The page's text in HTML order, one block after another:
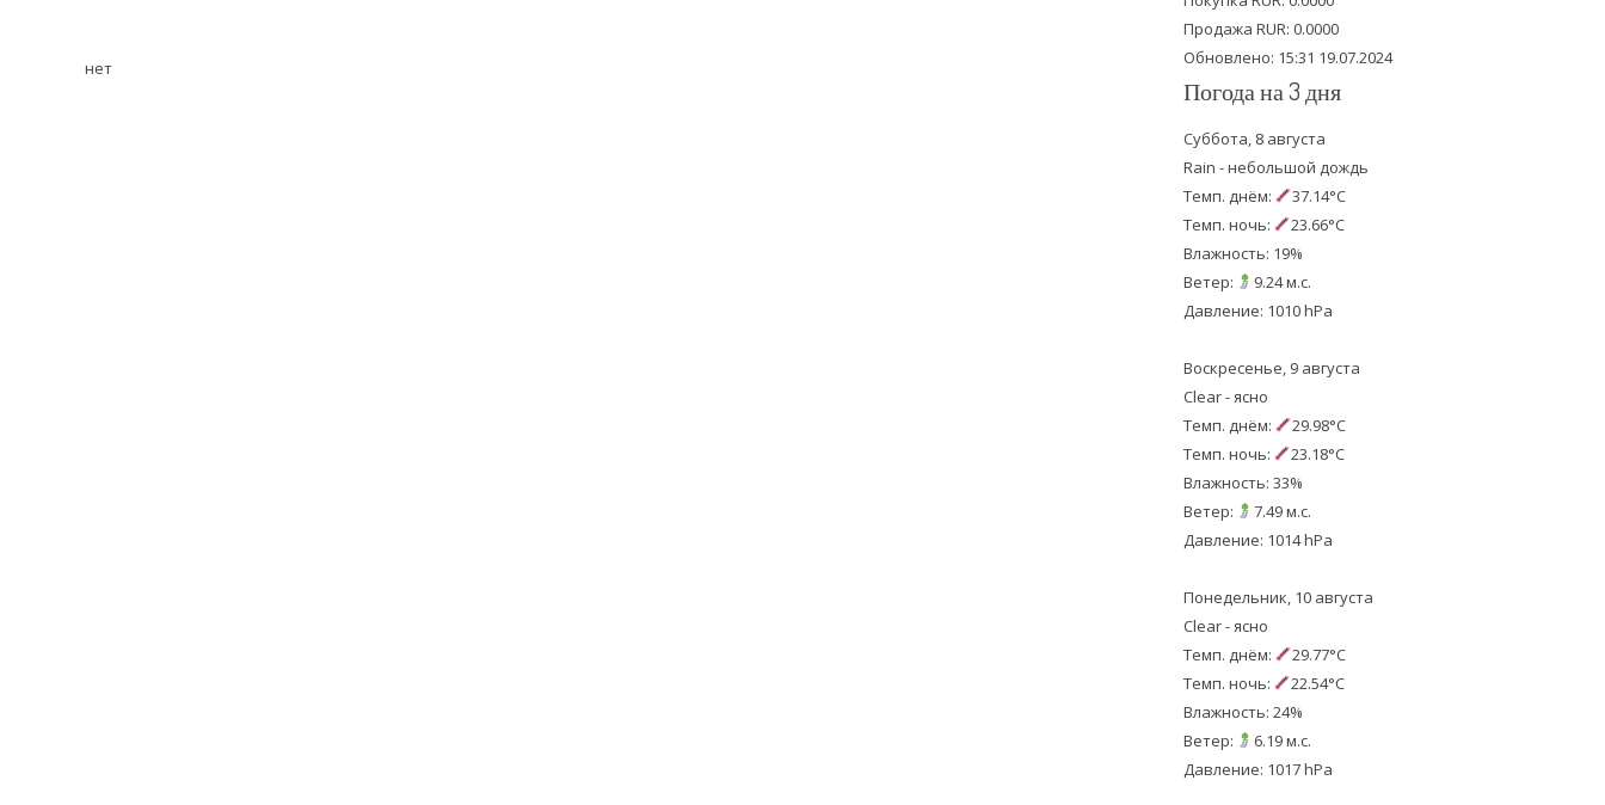
нет
k
Продажа RUR: 0.0000
Обновлено: 15:31 19.07.2024
Погода на 3 дня
Суббота, 8 августа
Rain - небольшой дождь
Темп. днём:
37.14°C
Темп. ночь:
23.66°C
Влажность: 19%
Ветер:
9.24 м.с.
Давление: 1010 hPa
Воскресенье, 9 августа
Clear - ясно
Темп. днём:
29.98°C
Темп. ночь:
23.18°C
Влажность: 33%
Ветер:
7.49 м.с.
Давление: 1014 hPa
Понедельник, 10 августа
Clear - ясно
Темп. днём:
29.77°C
Темп. ночь:
22.54°C
Влажность: 24%
Ветер:
6.19 м.с.
Давление: 1017 hPa